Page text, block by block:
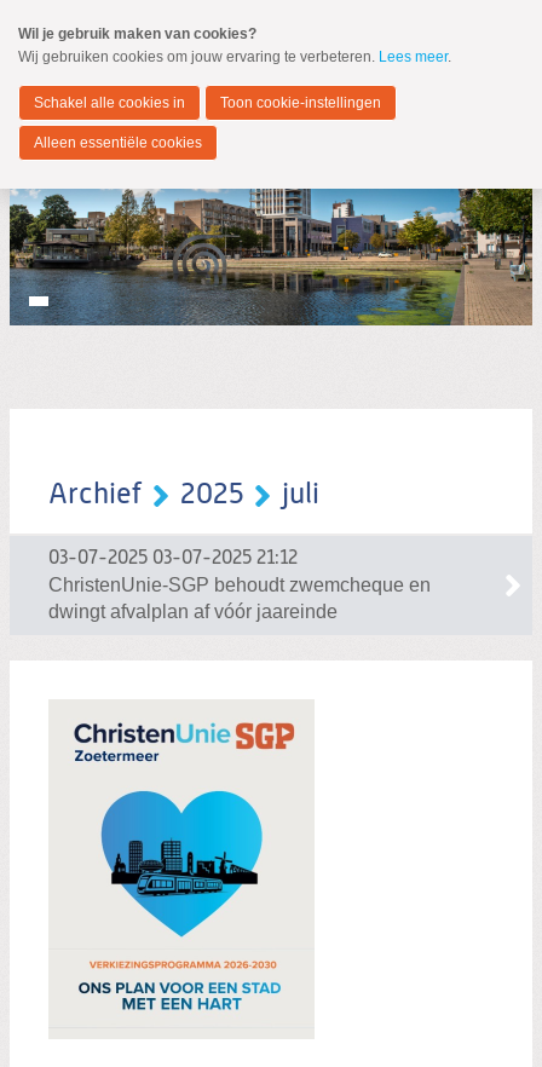
naar
Spring
de
inhoud
Spring
naar
hoofdmenu
Zoetermeer
MENU
Archief 2025 juli
03-07-2025 03-07-2025 21:12
ChristenUnie-SGP behoudt zwemcheque en
dwingt afvalplan af vóór jaareinde
Wil je gebruik maken van cookies?
Wij gebruiken cookies om jouw ervaring te verbeteren. Lees meer.
Schakel alle cookies in Toon cookie-instellingen
Alleen essentiële cookies